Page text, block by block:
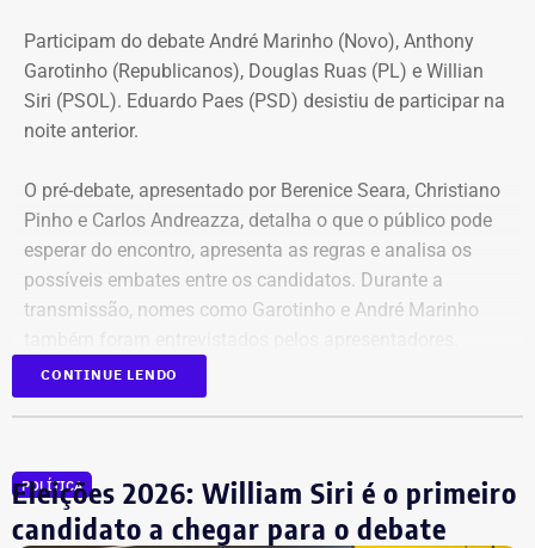
Participam do debate André Marinho (Novo), Anthony
Garotinho (Republicanos), Douglas Ruas (PL) e Willian
Siri (PSOL). Eduardo Paes (PSD) desistiu de participar na
noite anterior.
O pré-debate, apresentado por Berenice Seara, Christiano
Pinho e Carlos Andreazza, detalha o que o público pode
esperar do encontro, apresenta as regras e analisa os
possíveis embates entre os candidatos. Durante a
transmissão, nomes como Garotinho e André Marinho
Acompanhe a cobertura especial pelo YouTube e
CONTINUE LENDO
POLÍTICA
Eleições 2026: William Siri é o primeiro
candidato a chegar para o debate